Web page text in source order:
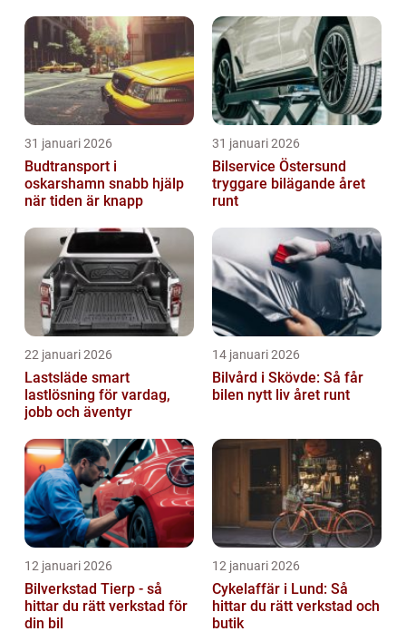
31 januari 2026
Budtransport i
oskarshamn snabb hjälp
när tiden är knapp
31 januari 2026
Bilservice Östersund
tryggare bilägande året
runt
22 januari 2026
Lastsläde smart
lastlösning för vardag,
jobb och äventyr
14 januari 2026
Bilvård i Skövde: Så får
bilen nytt liv året runt
12 januari 2026
Bilverkstad Tierp - så
hittar du rätt verkstad för
din bil
12 januari 2026
Cykelaffär i Lund: Så
hittar du rätt verkstad och
butik